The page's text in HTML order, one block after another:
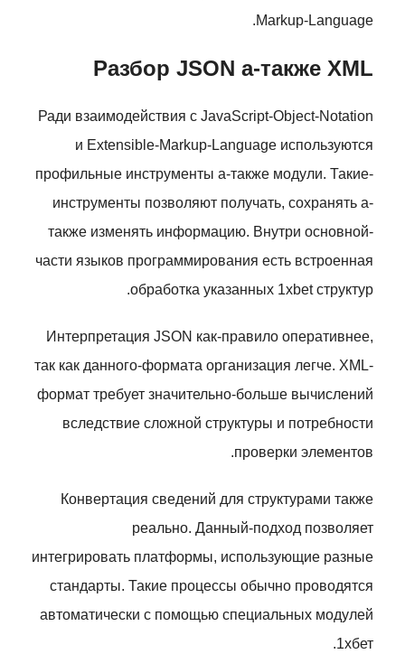
Markup-Language.
Разбор JSON а-также XML
Ради взаимодействия с JavaScript-Object-Notation
и Extensible-Markup-Language используются
профильные инструменты а-также модули. Такие-
инструменты позволяют получать, сохранять а-
также изменять информацию. Внутри основной-
части языков программирования есть встроенная
обработка указанных 1xbet структур.
Интерпретация JSON как-правило оперативнее,
так как данного-формата организация легче. XML-
формат требует значительно-больше вычислений
вследствие сложной структуры и потребности
проверки элементов.
Конвертация сведений для структурами также
реально. Данный-подход позволяет
интегрировать платформы, использующие разные
стандарты. Такие процессы обычно проводятся
автоматически с помощью специальных модулей
1хбет.